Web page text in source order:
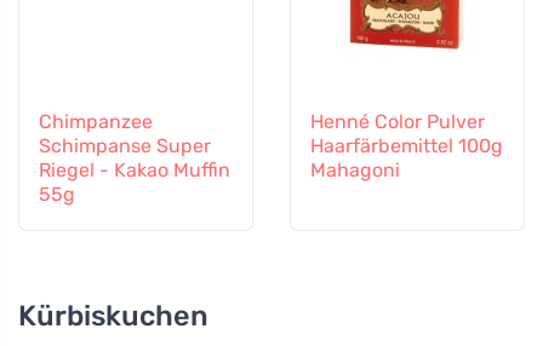
Chimpanzee
Schimpanse Super
Riegel - Kakao Muffin
55g
Henné Color Pulver
Haarfärbemittel 100g
Mahagoni
Kürbiskuchen